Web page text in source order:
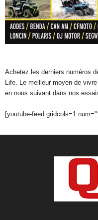
Achetez les derniers numéros
Life. Le meilleur moyen de
en nous suivant dans nos
[youtube-feed gridcols=1